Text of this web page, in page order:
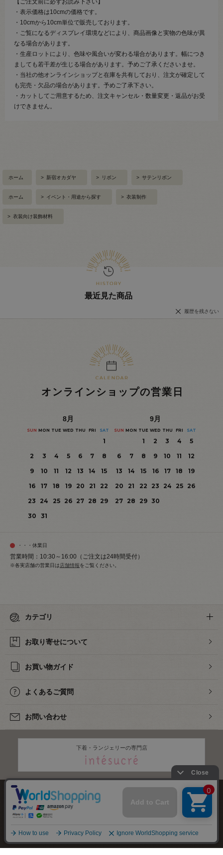
【ご注文前に必ずお読み下さい】
・表示価格は10cmの価格です。
・10cmから10cm単位で販売しております。
・ご覧になるディスプレイ環境などにより、商品画像と実物の色味が異
なる場合があります。
・生産ロットにより、色味や風合いが変わる場合があります。幅につき
ましても若干差が生じる場合があります。予めご了承くださいませ。
・当社の他オンラインショップと在庫を共有しており、注文が確定して
も完売・欠品の場合があります。予めご了承下さい。
・カットしてご用意するため、注文キャンセル・数量変更・返品がお受
けできません。
ホーム > 新宿オカダヤ > リボン > サテンリボン
ホーム > イベント・用途から探す > 衣装制作
> 衣装向け装飾材料
最近見た商品
履歴を残さない
オンラインショップの営業日
8月
SUN MON TUE WED THU FRI SAT
1
2
3 4 5 6 7
8
9
10 11 12 13 14
15
16
17 18 19 20 21
22
23
24 25 26 27 28 29
30
31
9月
SUN MON TUE WED THU FRI SAT
1 2 3 4
5
6
7 8 9 10 11
12
13
14 15 16 17 18
19
20
21 22 23 24 25
26
27 28 29 30
・・・休業日
営業時間：10:30～16:00（ご注文は24時間受付）
※各実店舗の営業日は 店舗情報をご覧ください。
カテゴリ
お取り寄せについて
お買い物ガイド
よくあるご質問
お問い合わせ
下着・ランジェリーの専門店
株式会社オカダヤ
特定商取引法に基づく表記 プライバシーポリシー サイトマップ
2012-2026OKADAYA CO.,LTD.